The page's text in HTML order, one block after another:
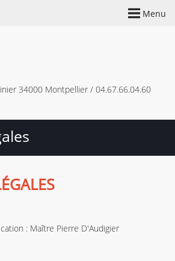
Menu
34000 Montpellier / 04.67.66.04.60
: Maître Pierre D'Audigier